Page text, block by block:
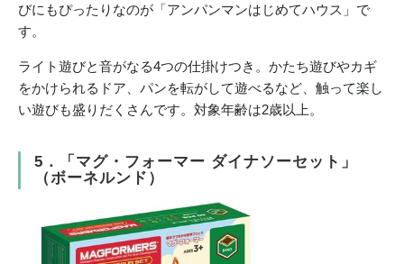
びにもぴったりなのが「アンパンマンはじめてハウス」で
す。
ライト遊びと音がなる4つの仕掛けつき。かたち遊びやカギ
をかけられるドア、パンを転がして遊べるなど、触って楽し
い遊びも盛りだくさんです。対象年齢は2歳以上。
5．「マグ・フォーマー ダイナソーセット」
（ボーネルンド）